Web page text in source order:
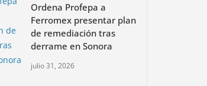
Ordena Profepa a
Ferromex presentar plan
de remediación tras
derrame en Sonora
julio 31, 2026